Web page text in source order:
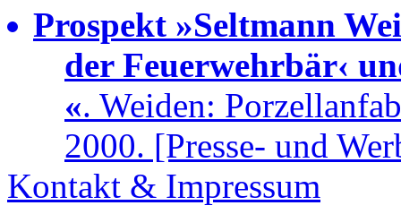
Prospekt »Seltmann
der Feuerwehrbär‹
«. Weiden:
2000. [Presse- und
Kontakt & Impressum